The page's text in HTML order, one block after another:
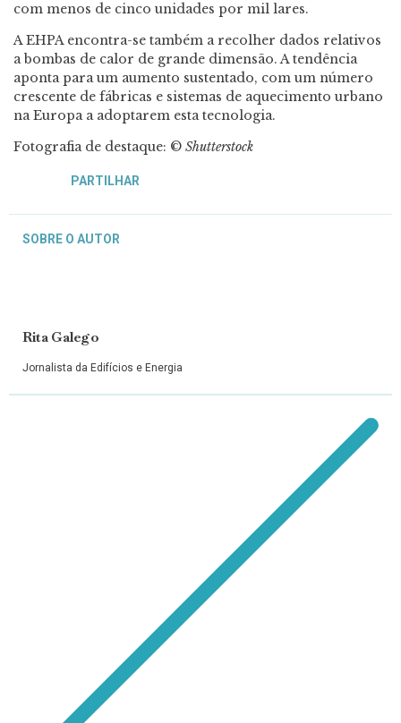
com menos de cinco unidades por mil lares.
A EHPA encontra-se também a recolher dados relativos
a bombas de calor de grande dimensão. A tendência
aponta para um aumento sustentado, com um número
crescente de fábricas e sistemas de aquecimento urbano
na Europa a adoptarem esta tecnologia.
Fotografia de destaque: © Shutterstock
PARTILHAR
SOBRE O AUTOR
Rita Galego
Jornalista da Edifícios e Energia